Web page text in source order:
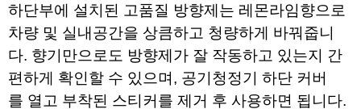
하단부에 설치된
차량 및 실내공간을 상큼하고 청량하게 바꿔줍니
다. 향기만으로도 방향제가 잘 작동하고 있는지 간
편하게 확인할 수 있으며, 공기청정기 하단 커버
를 열고 부착된 스티커를 제거 후 사용하면 됩니다.